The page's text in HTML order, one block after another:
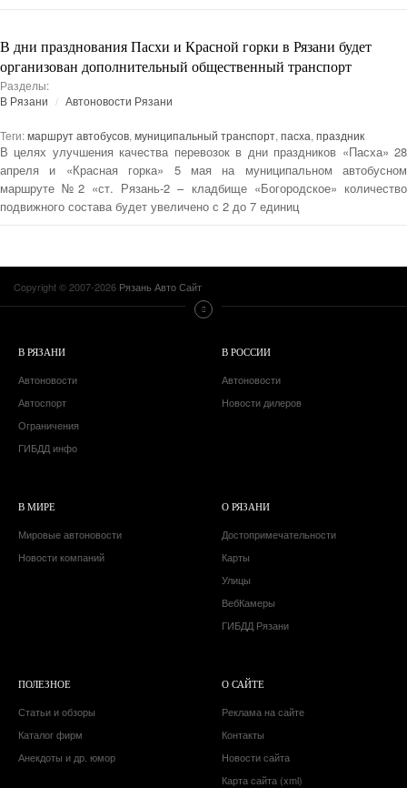
В дни празднования Пасхи и Красной горки в Рязани будет
организован дополнительный общественный транспорт
Разделы:
В Рязани
Автоновости Рязани
Теги:маршрут автобусов, муниципальный транспорт, пасха, праздник
В целях улучшения качества перевозок в дни праздников «Пасха» 28
апреля и «Красная горка» 5 мая на муниципальном автобусном
маршруте №2 «ст. Рязань-2 – кладбище «Богородское» количество
подвижного состава будет увеличено с 2 до 7 единиц
Copyright © 2007-2026 Рязань Авто Сайт
В РЯЗАНИ
Автоновости
Автоспорт
Ограничения
ГИБДД инфо
В РОССИИ
Автоновости
Новости дилеров
В МИРЕ
Мировые автоновости
Новости компаний
О РЯЗАНИ
Достопримечательности
Карты
Улицы
ВебКамеры
ГИБДД Рязани
ПОЛЕЗНОЕ
Статьи и обзоры
Каталог фирм
Анекдоты и др. юмор
О САЙТЕ
Реклама на сайте
Контакты
Новости сайта
Карта сайта (xml)